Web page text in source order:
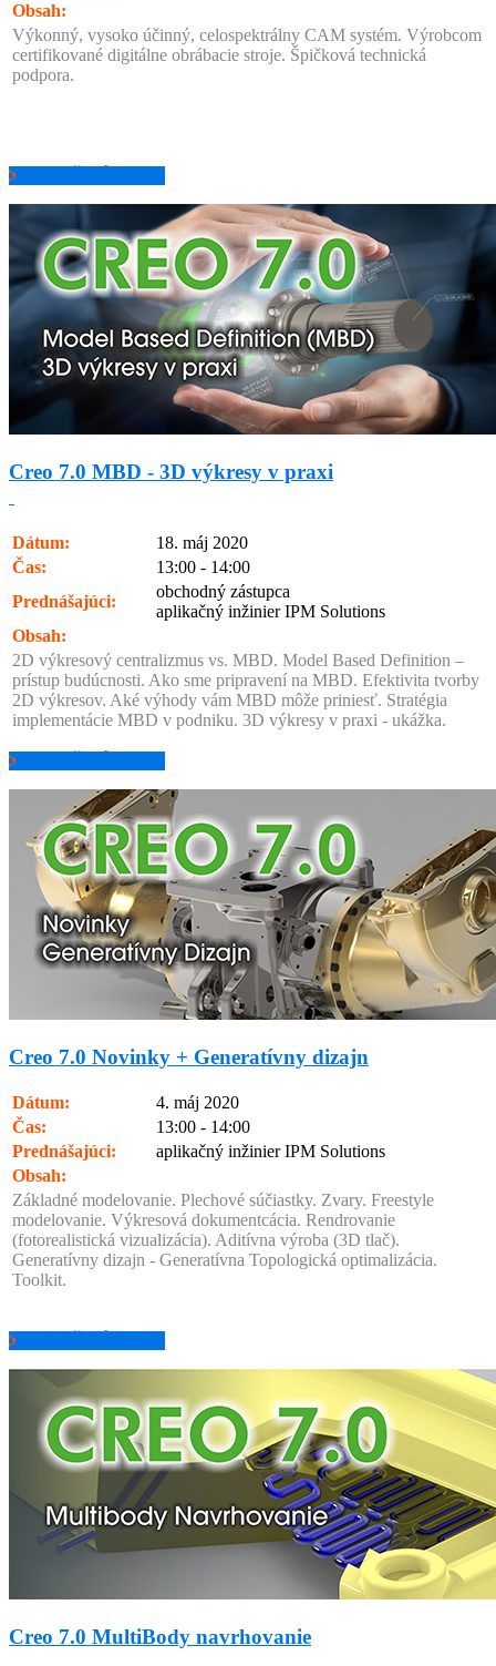
Obsah:
Výkonný, vysoko účinný, celospektrálny CAM systém. Výrobcom
certifikované digitálne obrábacie stroje. Špičková technická
podpora.
POZRIEŤ ZÁZNAM
Creo 7.0 MBD - 3D výkresy v praxi
Dátum:
18. máj 2020
Čas:
13:00 - 14:00
Prednášajúci:
obchodný zástupca
aplikačný inžinier IPM Solutions
Obsah:
2D výkresový centralizmus vs. MBD. Model Based Definition –
prístup budúcnosti. Ako sme pripravení na MBD. Efektivita tvorby
2D výkresov. Aké výhody vám MBD môže priniesť. Stratégia
implementácie MBD v podniku. 3D výkresy v praxi - ukážka.
POZRIEŤ ZÁZNAM
Creo 7.0 Novinky + Generatívny dizajn
Dátum:
4. máj 2020
Čas:
13:00 - 14:00
Prednášajúci:
aplikačný inžinier IPM Solutions
Obsah:
Základné modelovanie. Plechové súčiastky. Zvary. Freestyle
modelovanie. Výkresová dokumentcácia. Rendrovanie
(fotorealistická vizualizácia). Aditívna výroba (3D tlač).
Generatívny dizajn - Generatívna Topologická optimalizácia.
Toolkit.
POZRIEŤ ZÁZNAM
Creo 7.0 MultiBody navrhovanie